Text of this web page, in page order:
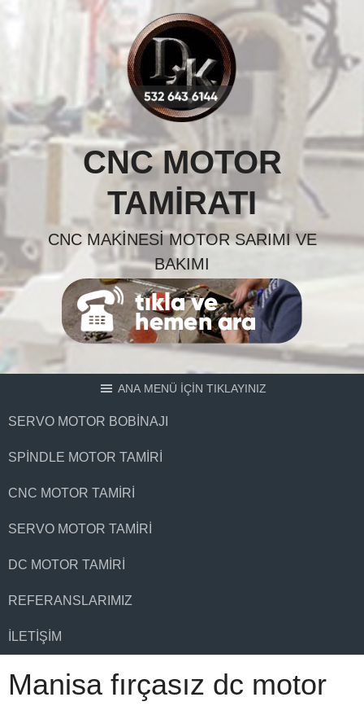
CNC MOTOR
TAMIRATI
CNC MAKINESI MOTOR SARIMI VE
BAKIMI
ANA MENÜ İÇİN TIKLAYINIZ
SERVO MOTOR BOBINAJI
SPINDLE MOTOR TAMIRI
CNC MOTOR TAMIRI
SERVO MOTOR TAMIRI
DC MOTOR TAMIRI
REFERANSLARIMIZ
İLETIŞIM
Manisa fırçasız dc motor